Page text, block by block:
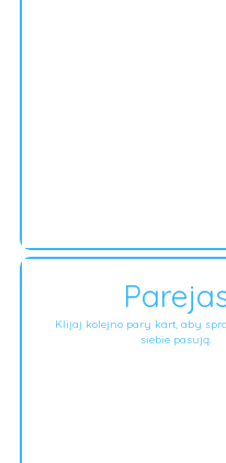
Klijaj kolejno pary kart, aby
siebie pasują.